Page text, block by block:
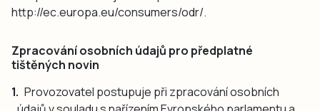
http://ec.europa.eu/consumers/odr/.
Zpracování osobních údajů pro předplatné
tištěných novin
Provozovatel postupuje při zpracování osobních